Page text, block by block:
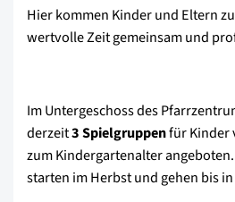
Hier kommen Kinder und Eltern
wertvolle Zeit gemeinsam und
Im Untergeschoss des
derzeit3 Spielgruppenfür Kinder
zum Kindergartenalter
starten im Herbst und gehen bis